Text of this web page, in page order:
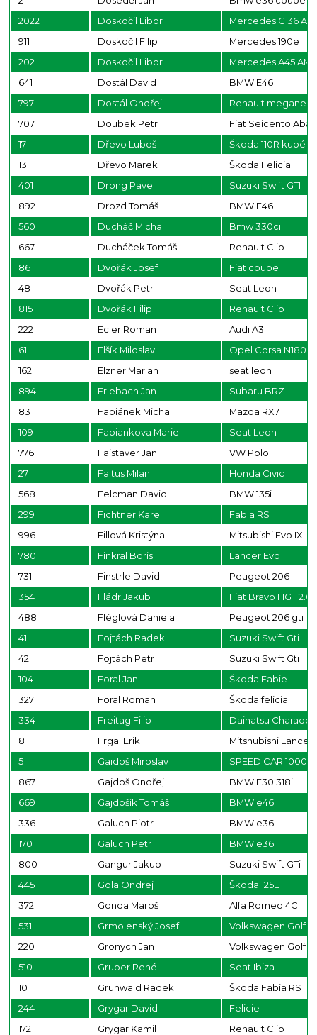
2022
Doskočil Libor
Mercedes C 36
911
Doskočil Filip
Mercedes 190e
202
Doskočil Libor
Mercedes A45
641
Dostál David
BMW E46
797
Dostál Ondřej
Renault megane rs
707
Doubek Petr
Fiat Seicento
17
Dřevo Luboš
Škoda 110R kupé
13
Dřevo Marek
Škoda Felicia
401
Drong Pavel
Suzuki Swift GTI
892
Drozd Tomáš
BMW E46
560
Ducháč Michal
Bmw 330ci
667
Ducháček Tomáš
Renault Clio
86
Dvořák Josef
Fiat coupe
48
Dvořák Petr
Seat Leon
815
Dvořák Filip
Renault Clio
222
Ecler Roman
Audi A3
61
Elšík Miloslav
Opel Corsa N1800
162
Elzner Marian
seat leon
894
Erlebach Jan
Subaru BRZ
83
Fabiánek Michal
Mazda RX7
109
Fabiankova Marie
Seat Leon
776
Faistaver Jan
VW Polo
27
Faltus Milan
Honda Civic
568
Felcman David
BMW 135i
299
Fichtner Karel
Fabia RS
996
Fillová Kristýna
Mitsubishi Evo IX
780
Finkral Boris
Lancer Evo
731
Finstrle David
Peugeot 206
354
Fládr Jakub
Fiat Bravo HGT 2.0
488
Fléglová Daniela
Peugeot 206 gti
41
Fojtách Radek
Suzuki Swift Gti
42
Fojtách Petr
Suzuki Swift Gti
104
Foral Jan
Škoda Fabie
327
Foral Roman
Škoda felicia
334
Freitag Filip
Daihatsu Charade
8
Frgal Erik
Mitshubishi Lancer
5
Gaidoš Miroslav
SPEED CAR
867
Gajdoš Ondřej
BMW E30 318i
669
Gajdošík Tomáš
BMW e46
336
Galuch Piotr
BMW e36
170
Galuch Petr
BMW e36
800
Gangur Jakub
Suzuki Swift GTi
445
Gola Ondrej
Škoda 125L
372
Gonda Maroš
Alfa Romeo 4C
531
Grmolenský Josef
Volkswagen Golf
220
Gronych Jan
Volkswagen Golf 4
510
Gruber René
Seat Ibiza
10
Grunwald Radek
Škoda Fabia RS
244
Grygar David
Felicie
172
Grygar Kamil
Renault Clio